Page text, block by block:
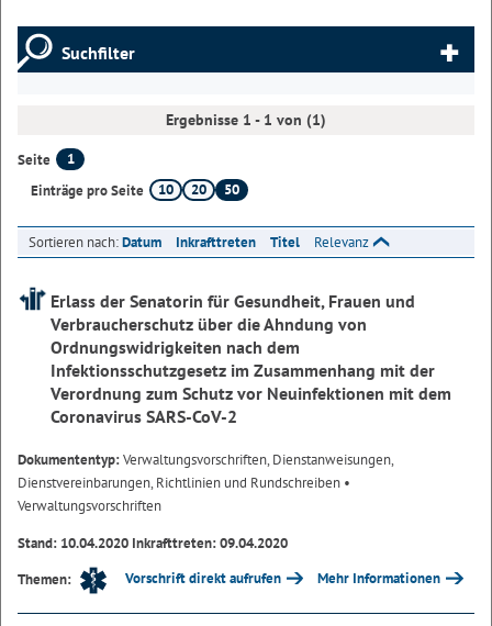
Suchfilter
Ergebnisse 1 - 1 von (1)
Seite
1
Einträge pro Seite
10 20 50
Sortieren nach:Datum Inkrafttreten Titel Relevanz
Erlass der Senatorin für Gesundheit, Frauen und
Verbraucherschutz über die Ahndung von
Ordnungswidrigkeiten nach dem
Infektionsschutzgesetz im Zusammenhang mit der
Verordnung zum Schutz vor Neuinfektionen mit dem
Coronavirus SARS-CoV-2
Dokumententyp:Verwaltungsvorschriften, Dienstanweisungen,
Dienstvereinbarungen, Richtlinien und Rundschreiben •
Verwaltungsvorschriften
Stand: 10.04.2020 Inkrafttreten: 09.04.2020
Themen:
Vorschrift direkt aufrufen Mehr Informationen